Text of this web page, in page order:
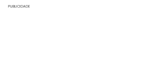
PUBLICIDADE